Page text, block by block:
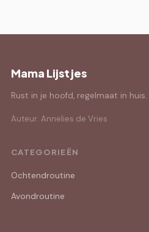
Mama Lijstjes
Rust in je hoofd, regelmaat in huis.
Auteur: Annelies de Vries
CATEGORIEËN
Ochtendroutine
Avondroutine